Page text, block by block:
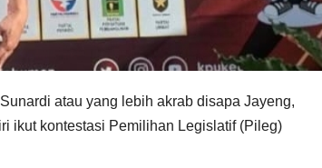
atau yang lebih akrab disapa Jayeng,
ikut kontestasi Pemilihan Legislatif (Pileg)